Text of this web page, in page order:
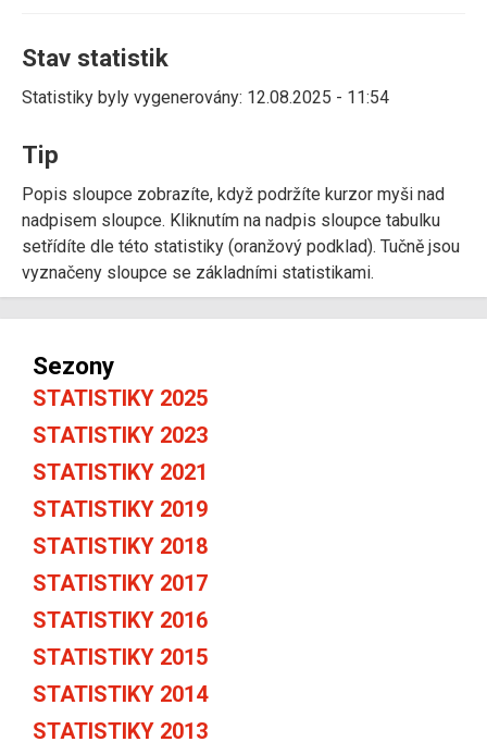
Stav statistik
Statistiky byly vygenerovány: 12.08.2025 - 11:54
Tip
Popis sloupce zobrazíte, když podržíte kurzor myši nad
nadpisem sloupce. Kliknutím na nadpis sloupce tabulku
setřídíte dle této statistiky (oranžový podklad). Tučně jsou
vyznačeny sloupce se základními statistikami.
Sezony
STATISTIKY 2025
STATISTIKY 2023
STATISTIKY 2021
STATISTIKY 2019
STATISTIKY 2018
STATISTIKY 2017
STATISTIKY 2016
STATISTIKY 2015
STATISTIKY 2014
STATISTIKY 2013